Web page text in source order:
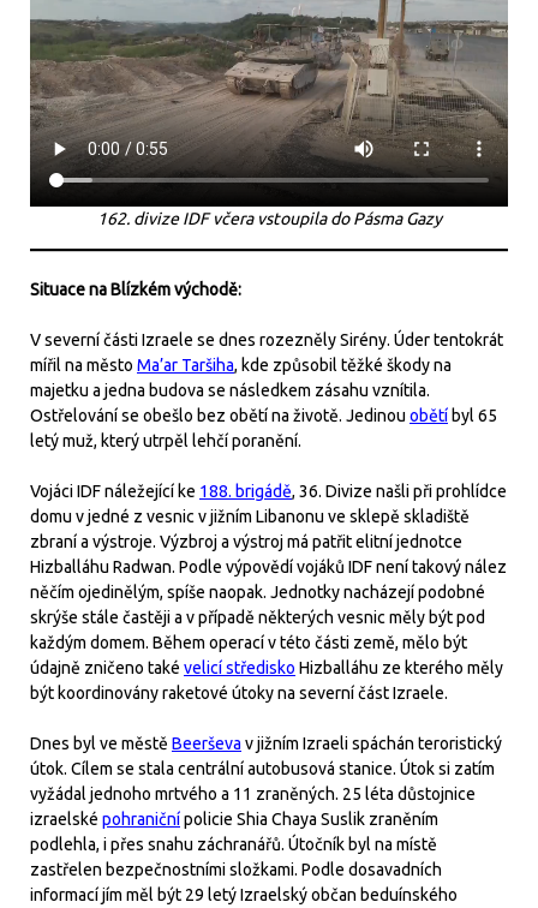
162. divize IDF včera vstoupila do Pásma Gazy
Situace na Blízkém východě:
V severní části Izraele se dnes rozezněly Sirény. Úder tentokrát
mířil na město Ma’ar Taršiha, kde způsobil těžké škody na
majetku a jedna budova se následkem zásahu vznítila.
Ostřelování se obešlo bez obětí na životě. Jedinou obětí byl 65
letý muž, který utrpěl lehčí poranění.
Vojáci IDF náležející ke 188. brigádě, 36. Divize našli při prohlídce
domu v jedné z vesnic v jižním Libanonu ve sklepě skladiště
zbraní a výstroje. Výzbroj a výstroj má patřit elitní jednotce
Hizballáhu Radwan. Podle výpovědí vojáků IDF není takový nález
něčím ojedinělým, spíše naopak. Jednotky nacházejí podobné
skrýše stále častěji a v případě některých vesnic měly být pod
každým domem. Během operací v této části země, mělo být
údajně zničeno také velicí středisko Hizballáhu ze kterého měly
být koordinovány raketové útoky na severní část Izraele.
Dnes byl ve městě Beerševa v jižním Izraeli spáchán teroristický
útok. Cílem se stala centrální autobusová stanice. Útok si zatím
vyžádal jednoho mrtvého a 11 zraněných. 25 léta důstojnice
izraelské pohraničnípolicie Shia Chaya Suslik zraněním
podlehla, i přes snahu záchranářů. Útočník byl na místě
zastřelen bezpečnostními složkami. Podle dosavadních
informací jím měl být 29 letý Izraelský občan beduínského